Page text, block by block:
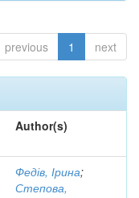
previous 1 next
Author(s)
Федів, Ірина;
Степова,